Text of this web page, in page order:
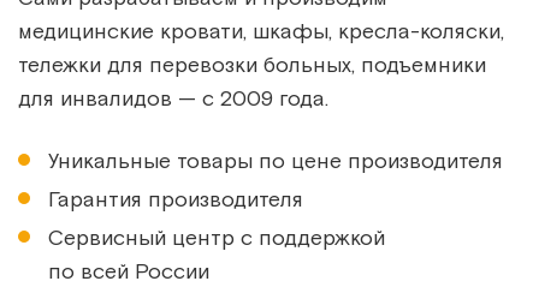
медицинские кровати, шкафы, кресла-коляски,
тележки для перевозки больных, подъемники
для инвалидов — с 2009 года.
Уникальные товары по цене производителя
Гарантия производителя
Сервисный центр с поддержкой
по всей России